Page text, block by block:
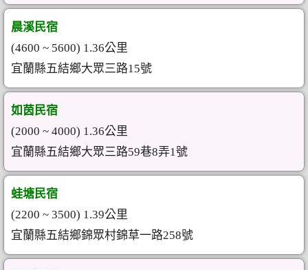
晨溪民宿
(4600 ~ 5600) 1.36公里
宜蘭縣五結鄉大眾三路15號
如茵民宿
(2000 ~ 4000) 1.36公里
宜蘭縣五結鄉大眾三路59巷8弄1號
蛙塘民宿
(2200 ~ 3500) 1.39公里
宜蘭縣五結鄉錦眾村錦草一路258號